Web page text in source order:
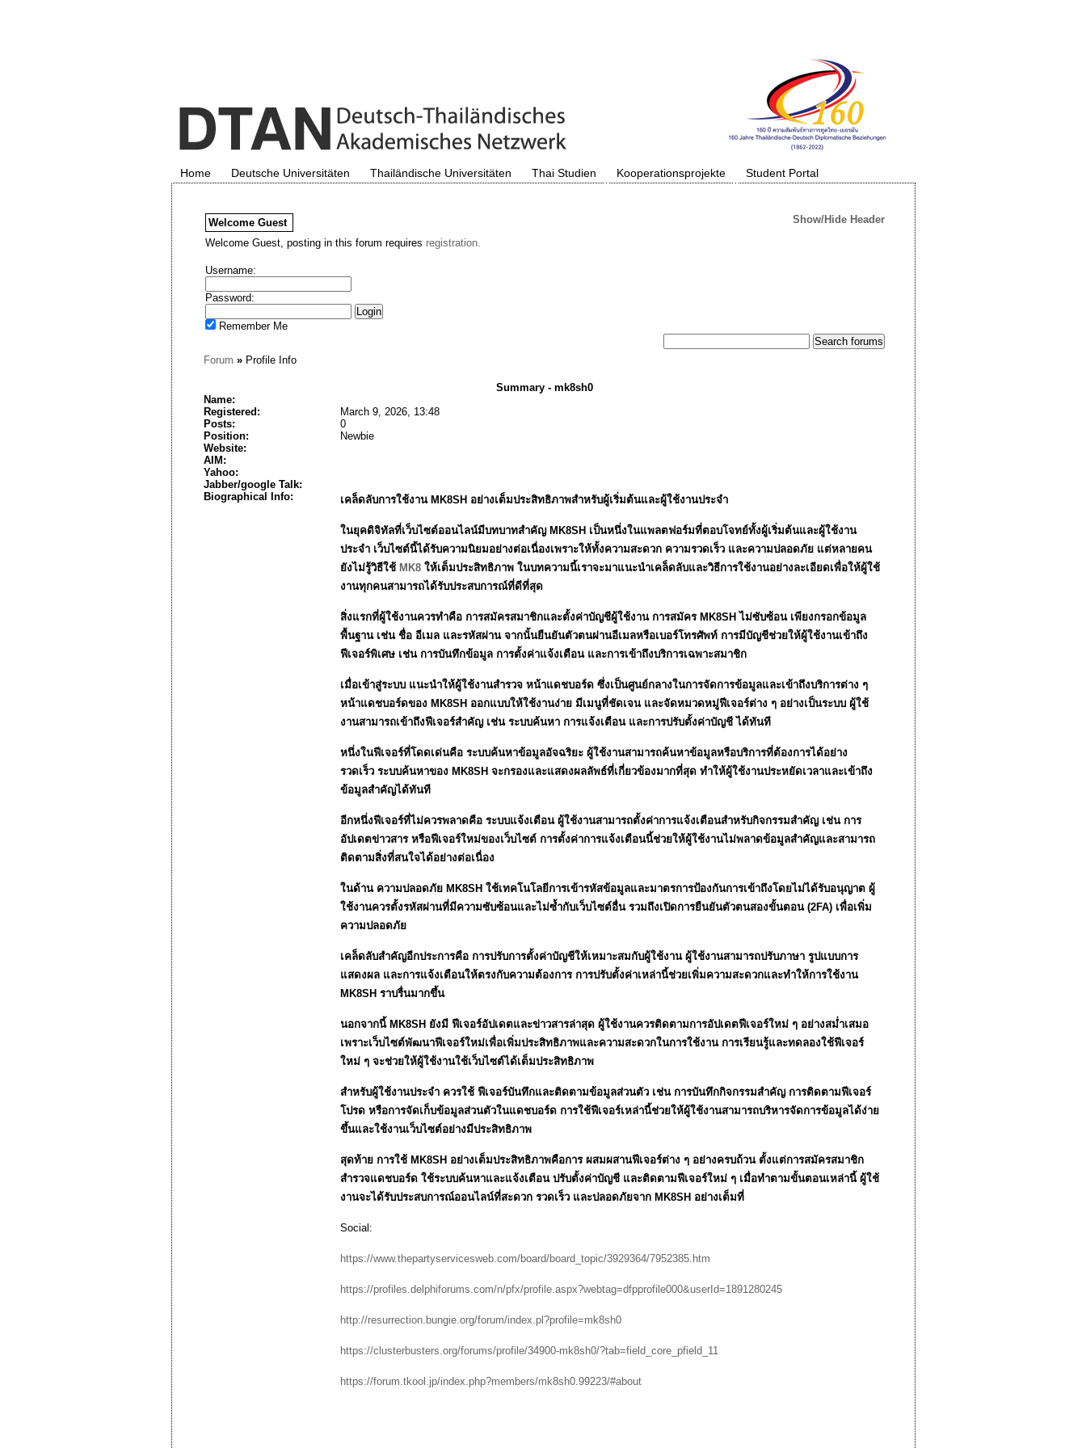
Home Deutsche Universitäten Thailändische Universitäten Thai Studien Kooperationsprojekte Student Portal
Welcome Guest
Show/Hide Header
Welcome Guest, posting in this forum requires registration.
Username:
Password:
Remember Me
Forum »Profile Info
Summary - mk8sh0
Name:
Registered:
March 9, 2026, 13:48
Posts:
0
Position:
Newbie
Website:
AIM:
Yahoo:
Jabber/google Talk:
Biographical Info:
เคล็ดลับการใช้งาน MK8SH อย่างเต็มประสิทธิภาพสำหรับผู้เริ่มต้นและผู้ใช้งานประจำ
ในยุคดิจิทัลที่เว็บไซต์ออนไลน์มีบทบาทสำคัญ MK8SH เป็นหนึ่งในแพลตฟอร์มที่ตอบโจทย์ทั้งผู้เริ่มต้นและผู้ใช้งาน
ประจำ เว็บไซต์นี้ได้รับความนิยมอย่างต่อเนื่องเพราะให้ทั้งความสะดวก ความรวดเร็ว และความปลอดภัย แต่หลายคน
ยังไม่รู้วิธีใช้ MK8ให้เต็มประสิทธิภาพ ในบทความนี้เราจะมาแนะนำเคล็ดลับและวิธีการใช้งานอย่างละเอียดเพื่อให้ผู้ใช้
งานทุกคนสามารถได้รับประสบการณ์ที่ดีที่สุด
สิ่งแรกที่ผู้ใช้งานควรทำคือ การสมัครสมาชิกและตั้งค่าบัญชีผู้ใช้งาน การสมัคร MK8SH ไม่ซับซ้อน เพียงกรอกข้อมูล
พื้นฐาน เช่น ชื่อ อีเมล และรหัสผ่าน จากนั้นยืนยันตัวตนผ่านอีเมลหรือเบอร์โทรศัพท์ การมีบัญชีช่วยให้ผู้ใช้งานเข้าถึง
ฟีเจอร์พิเศษ เช่น การบันทึกข้อมูล การตั้งค่าแจ้งเตือน และการเข้าถึงบริการเฉพาะสมาชิก
เมื่อเข้าสู่ระบบ แนะนำให้ผู้ใช้งานสำรวจ หน้าแดชบอร์ด ซึ่งเป็นศูนย์กลางในการจัดการข้อมูลและเข้าถึงบริการต่าง ๆ
หน้าแดชบอร์ดของ MK8SH ออกแบบให้ใช้งานง่าย มีเมนูที่ชัดเจน และจัดหมวดหมู่ฟีเจอร์ต่าง ๆ อย่างเป็นระบบ ผู้ใช้
งานสามารถเข้าถึงฟีเจอร์สำคัญ เช่น ระบบค้นหา การแจ้งเตือน และการปรับตั้งค่าบัญชี ได้ทันที
หนึ่งในฟีเจอร์ที่โดดเด่นคือ ระบบค้นหาข้อมูลอัจฉริยะ ผู้ใช้งานสามารถค้นหาข้อมูลหรือบริการที่ต้องการได้อย่าง
รวดเร็ว ระบบค้นหาของ MK8SH จะกรองและแสดงผลลัพธ์ที่เกี่ยวข้องมากที่สุด ทำให้ผู้ใช้งานประหยัดเวลาและเข้าถึง
ข้อมูลสำคัญได้ทันที
อีกหนึ่งฟีเจอร์ที่ไม่ควรพลาดคือ ระบบแจ้งเตือน ผู้ใช้งานสามารถตั้งค่าการแจ้งเตือนสำหรับกิจกรรมสำคัญ เช่น การ
อัปเดตข่าวสาร หรือฟีเจอร์ใหม่ของเว็บไซต์ การตั้งค่าการแจ้งเตือนนี้ช่วยให้ผู้ใช้งานไม่พลาดข้อมูลสำคัญและสามารถ
ติดตามสิ่งที่สนใจได้อย่างต่อเนื่อง
ในด้าน ความปลอดภัย MK8SH ใช้เทคโนโลยีการเข้ารหัสข้อมูลและมาตรการป้องกันการเข้าถึงโดยไม่ได้รับอนุญาต ผู้
ใช้งานควรตั้งรหัสผ่านที่มีความซับซ้อนและไม่ซ้ำกับเว็บไซต์อื่น รวมถึงเปิดการยืนยันตัวตนสองขั้นตอน (2FA) เพื่อเพิ่ม
ความปลอดภัย
เคล็ดลับสำคัญอีกประการคือ การปรับการตั้งค่าบัญชีให้เหมาะสมกับผู้ใช้งาน ผู้ใช้งานสามารถปรับภาษา รูปแบบการ
แสดงผล และการแจ้งเตือนให้ตรงกับความต้องการ การปรับตั้งค่าเหล่านี้ช่วยเพิ่มความสะดวกและทำให้การใช้งาน
MK8SH ราบรื่นมากขึ้น
นอกจากนี้ MK8SH ยังมี ฟีเจอร์อัปเดตและข่าวสารล่าสุด ผู้ใช้งานควรติดตามการอัปเดตฟีเจอร์ใหม่ ๆ อย่างสม่ำเสมอ
เพราะเว็บไซต์พัฒนาฟีเจอร์ใหม่เพื่อเพิ่มประสิทธิภาพและความสะดวกในการใช้งาน การเรียนรู้และทดลองใช้ฟีเจอร์
ใหม่ ๆ จะช่วยให้ผู้ใช้งานใช้เว็บไซต์ได้เต็มประสิทธิภาพ
สำหรับผู้ใช้งานประจำ ควรใช้ ฟีเจอร์บันทึกและติดตามข้อมูลส่วนตัว เช่น การบันทึกกิจกรรมสำคัญ การติดตามฟีเจอร์
โปรด หรือการจัดเก็บข้อมูลส่วนตัวในแดชบอร์ด การใช้ฟีเจอร์เหล่านี้ช่วยให้ผู้ใช้งานสามารถบริหารจัดการข้อมูลได้ง่าย
ขึ้นและใช้งานเว็บไซต์อย่างมีประสิทธิภาพ
สุดท้าย การใช้ MK8SH อย่างเต็มประสิทธิภาพคือการ ผสมผสานฟีเจอร์ต่าง ๆ อย่างครบถ้วน ตั้งแต่การสมัครสมาชิก
สำรวจแดชบอร์ด ใช้ระบบค้นหาและแจ้งเตือน ปรับตั้งค่าบัญชี และติดตามฟีเจอร์ใหม่ ๆ เมื่อทำตามขั้นตอนเหล่านี้ ผู้ใช้
งานจะได้รับประสบการณ์ออนไลน์ที่สะดวก รวดเร็ว และปลอดภัยจาก MK8SH อย่างเต็มที่
Social:
https://www.thepartyservicesweb.com/board/board_topic/3929364/7952385.htm
https://profiles.delphiforums.com/n/pfx/profile.aspx?webtag=dfpprofile000&userId=1891280245
http://resurrection.bungie.org/forum/index.pl?profile=mk8sh0
https://clusterbusters.org/forums/profile/34900-mk8sh0/?tab=field_core_pfield_11
https://forum.tkool.jp/index.php?members/mk8sh0.99223/#about